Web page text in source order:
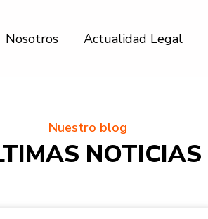
Nosotros Actualidad Legal
Nuestro blog
NOTICIAS